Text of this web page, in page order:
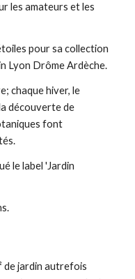
les amateurs et les
Lyon Drôme Ardèche.
découverte de
font